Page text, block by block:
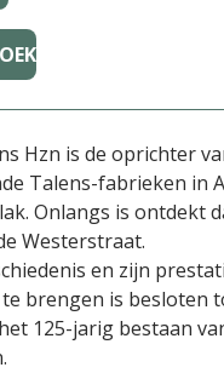
Hzn is de oprichter
Talens-fabrieken in
Onlangs is ontdekt
Westerstraat.
en zijn
brengen is besloten
125-jarig bestaan